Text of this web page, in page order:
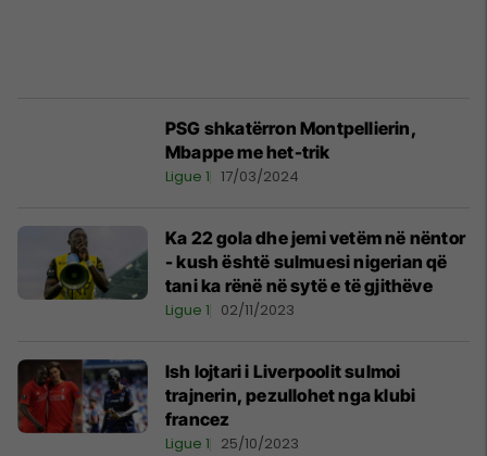
PSG shkatërron Montpellierin,
Mbappe me het-trik
Ligue 1 17/03/2024
Ka 22 gola dhe jemi vetëm në nëntor
- kush është sulmuesi nigerian që
tani ka rënë në sytë e të gjithëve
Ligue 1 02/11/2023
Ish lojtari i Liverpoolit sulmoi
trajnerin, pezullohet nga klubi
francez
Ligue 1 25/10/2023